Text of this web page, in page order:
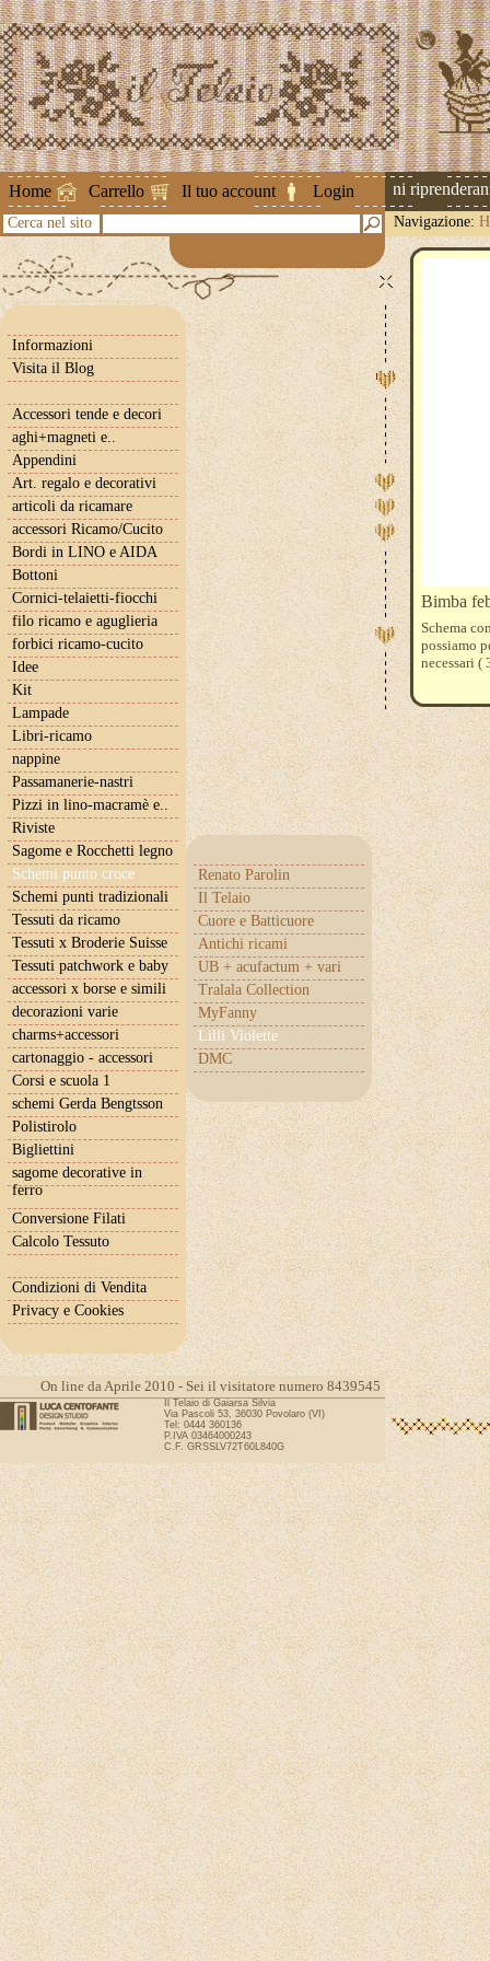
Home Carrello Il tuo account Login
Attenzione ! Le spedizioni
Cerca nel sito Navigazione:
Informazioni
Visita il Blog
Accessori tende e decori
aghi+magneti e..
Appendini
Art. regalo e decorativi
articoli da ricamare
accessori Ricamo/Cucito
Bordi in LINO e AIDA
Bottoni
Cornici-telaietti-fiocchi
filo ricamo e aguglieria
forbici ricamo-cucito
Idee
Kit
Lampade
Libri-ricamo
nappine
Passamanerie-nastri
Pizzi in lino-macramè e..
Riviste
Sagome e Rocchetti legno
Schemi punto croce
Renato Parolin
Il Telaio
Cuore e Batticuore
Antichi ricami
UB + acufactum + vari
Tralala Collection
MyFanny
Lilli Violette
DMC
Schemi punti tradizionali
Tessuti da ricamo
Tessuti x Broderie Suisse
Tessuti patchwork e baby
accessori x borse e simili
decorazioni varie
charms+accessori
cartonaggio - accessori
Corsi e scuola 1
schemi Gerda Bengtsson
Polistirolo
Bigliettini
sagome decorative in
ferro
Conversione Filati
Calcolo Tessuto
Condizioni di Vendita
Privacy e Cookies
Bimba
Schema
possiamo
necessari (
On line da Aprile 2010 - Sei il visitatore numero 8439545
Il Telaio di Gaiarsa Silvia
Via Pascoli 53, 36030 Povolaro (VI)
Tel: 0444 360136
P.IVA 03464000243
C.F. GRSSLV72T60L840G